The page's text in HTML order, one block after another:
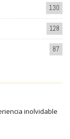
130
128
87
inolvidable